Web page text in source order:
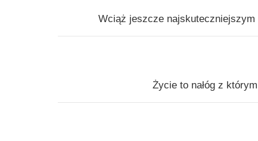
Wciąż jeszcze najskuteczniejszym
Życie to nałóg z